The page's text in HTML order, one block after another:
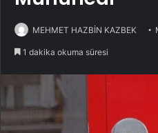
MEHMET HAZBİN KAZBEK
1 dakika okuma süresi